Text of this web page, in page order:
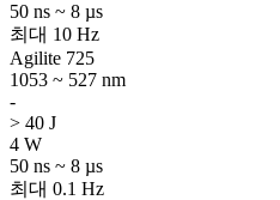
50 ns ~ 8 µs
최대 10 Hz
Agilite 725
1053 ~ 527 nm
-
> 40 J
4 W
50 ns ~ 8 µs
최대 0.1 Hz